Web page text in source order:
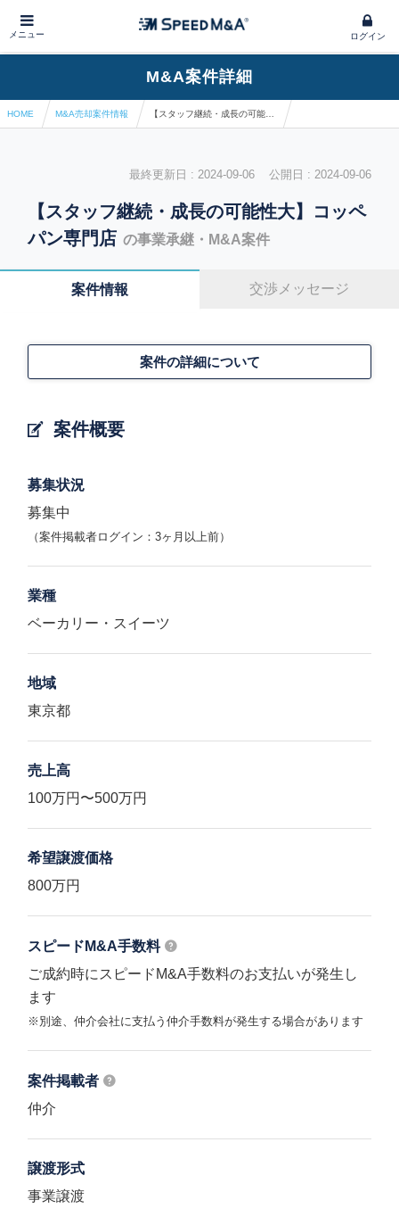
メニュー ログイン
M&A案件詳細
HOME M&A売却案件情報
最終更新日 : 2024-09-06 公開日 : 2024-09-06
【スタッフ継続・成長の可能性大】コッペ
パン専門店 の事業承継・M&A案件
案件情報 交渉メッセージ
案件概要
案件の詳細について
募集状況
募集中
（案件掲載者ログイン：3ヶ月以上前）
業種
ベーカリー・スイーツ
地域
東京都
売上高
100万円〜500万円
希望譲渡価格
800万円
スピードM&A手数料
ご成約時にスピードM&A手数料のお支払いが発生し
ます
※別途、仲介会社に支払う仲介手数料が発生する場合があります
案件掲載者
仲介
譲渡形式
事業譲渡